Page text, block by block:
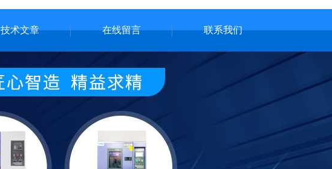
技术文章 在线留言 联系我们